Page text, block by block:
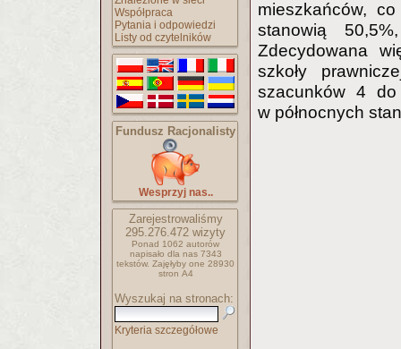
Współpraca
Pytania i odpowiedzi
Listy od czytelników
Fundusz Racjonalisty
Wesprzyj nas..
Zarejestrowaliśmy
295.276.472 wizyty
Ponad 1062 autorów
napisało dla nas 7343
tekstów. Zajęłyby one 28930
stron A4
Wyszukaj na stronach:
Kryteria szczegółowe
mieszkańców,
stanowią
Zdecydowana
szkoły
szacunków 4 do
w północnych